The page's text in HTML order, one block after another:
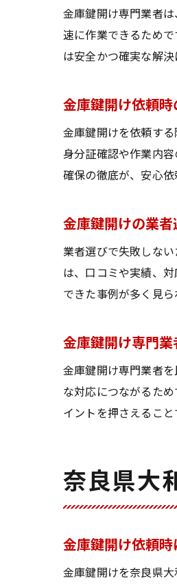
金庫鍵開け専門業者
速に作業できるため
は安全かつ確実な解決
金庫鍵開け依頼
金庫鍵開けを依頼す
身分証確認や作業内
確保の徹底が、安心依
金庫鍵開けの業
業者選びで失敗しな
は、口コミや実績、
できた事例が多く見ら
金庫鍵開け専門
金庫鍵開け専門業者
な対応につながるた
イントを押さえること
奈良県大
金庫鍵開け依頼
金庫鍵開けを奈良県